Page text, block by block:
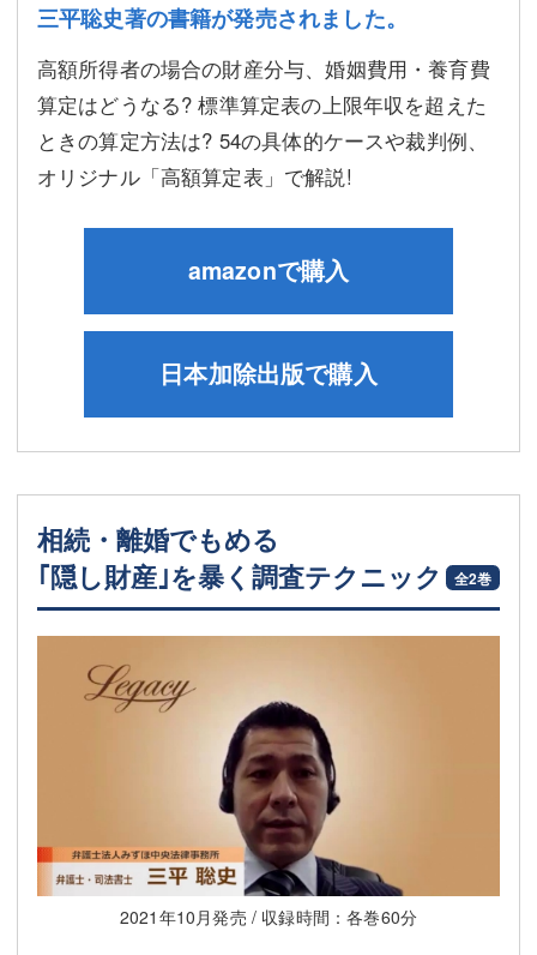
三平聡史著の書籍が発売されました。
高額所得者の場合の財産分与、婚姻費用・養育費
算定はどうなる? 標準算定表の上限年収を超えた
ときの算定方法は? 54の具体的ケースや裁判例、
オリジナル「高額算定表」で解説!
日本加除出版で購入
amazonで購入
相続・離婚でもめる
｢隠し財産｣を暴く調査テクニック
全2巻
2021年10月発売 / 収録時間：各巻60分